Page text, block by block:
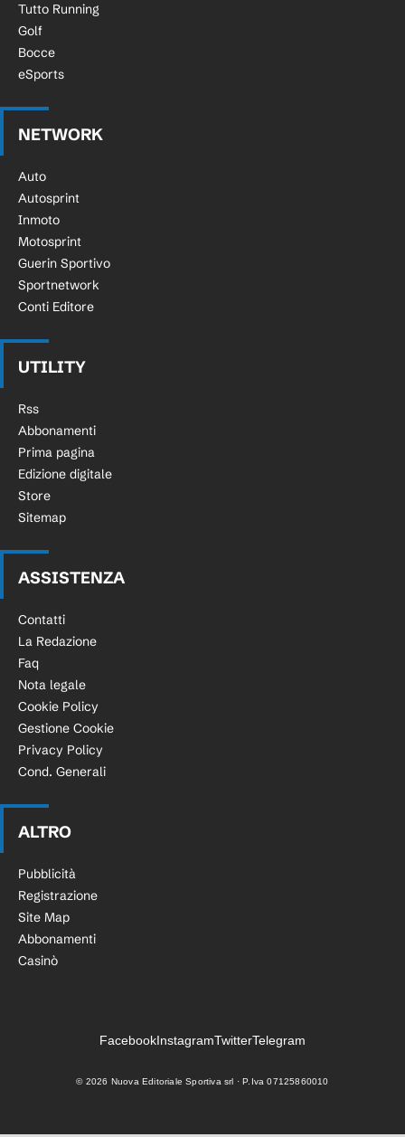
Tutto Running
Golf
Bocce
eSports
NETWORK
Auto
Autosprint
Inmoto
Motosprint
Guerin Sportivo
Sportnetwork
Conti Editore
UTILITY
Rss
Abbonamenti
Prima pagina
Edizione digitale
Store
Sitemap
ASSISTENZA
Contatti
La Redazione
Faq
Nota legale
Cookie Policy
Gestione Cookie
Privacy Policy
Cond. Generali
ALTRO
Pubblicità
Registrazione
Site Map
Abbonamenti
Casinò
FacebookInstagramTwitterTelegram
© 2026 Nuova Editoriale Sportiva srl · P.Iva 07125860010